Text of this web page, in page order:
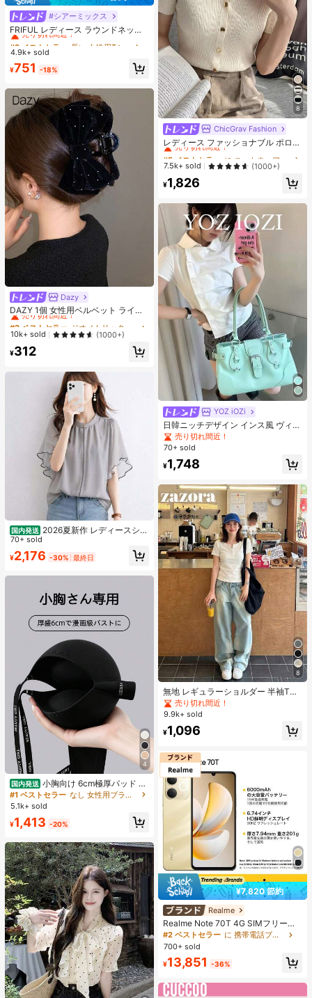
#シアーミックス
FRIFUL レディース ラウンドネック
バックポルカドット柄 ファブリック
切り替え リボンストラップ装飾 透か
ャツ
#3 ベストセラー
売り切れ間近！
#3 ベストセラー
売り切れ間近！
#3 ベストセラー
売り切れ間近！
#3 ベストセラー
4.9k+ sold
¥751 -18%
Dazy
DAZY 1個 女性用ベルベット ライン
ストーン 大きなダブルリボン ヘアク
ロウクリップ、エレガントでかわい
いファッション、学校、パーティ
ー、バレエ、デイリーウェアに最適
なヘアアクセサリー、エレガントな
アウトフィットに最適
#2 ベストセラー
売り切れ間近！
#2 ベストセラー
売り切れ間近！
#2 ベストセラー
売り切れ間近！
#2 ベストセラー
ジオメトリック 女性のヘアアクセサリー
売り切れ間近！
10k+ sold (1000+)
¥312
国内発送 2026夏新作 レディースシャ
ツ 日系ナチュラルスタイル ロースタ
ンドカラー フリルデザイン 半袖トッ
プス 上品フェミニンゆったりシルエ
か 体型カバー着痩せ効果 カジュアル
70+ sold
¥2,176 -30% 最終日
4
国内発送 小胸向け 6cm極厚パッド 盛
りブラ ノンワイヤー 谷間メイク シ
ームレス ボリュームアップ 美胸フィ
#1 ベストセラー
なし 女性用ブラジャーとブラレット
5.1k+ sold
¥1,413 -20%
8
ChicGrav Fashion
レディース ファッショナブル ポロカ
ラー ラグラン 半袖 ニットTシャツ
軽量 万能カーディガントップ 春夏向
け エステティック 秋
#5 ベストセラー
に ニットウェア レディースニットウェア
売り切れ間近！
#5 ベストセラー
売り切れ間近！
#5 ベストセラー
売り切れ間近！
#5 ベストセラー
に ニットウェア レディースニットウェア
売り切れ間近！
7.5k+ sold (1000+)
¥1,826
YOZ iOZi
日韓ニッチデザイン インス風 ヴィン
テージ レトロ オートバイ柄 アンダ
ーアームバッグ ファッション 多用途
ッピング ヴィンテージショルダーバ
ッグ
売り切れ間近！
70+ sold
¥1,748
8
無地 レギュラーショルダー 半袖Tシ
ャツ レディース ラウンドネック ス
リムフィット 美シルエット 伸縮性
用 万能 オールマッチ Tシャツ
売り切れ間近！
9.9k+ sold
¥1,096
¥7,820 節約
Realme
Realme Note 70T 4G SIMフリー携
帯電話 4GB+64GB/4GB+128GB/4G
B+256GB グローバル版 4G LTE、A
ndroid 15 スマートフォン、50MP AI
カメラ、90Hz ディスプレイ モバイ
ルフォン プラスライト、6000mAh
大容量バッテリー、15W 急速充電、
オクタコアチップセット、アダプタ
#2 ベストセラー
に 携帯電話ブランド 携帯電話
700+ sold
¥13,851 -36%